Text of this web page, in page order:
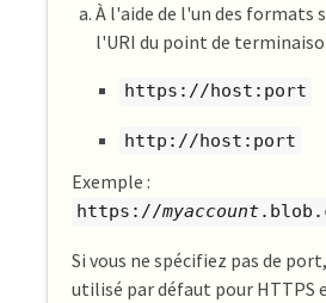
À l'aide de l'un des formats
l'URI du point de
https://host:port
http://host:port
Exemple :
https://myaccount
Si vous ne spécifiez pas de
utilisé par défaut pour HTTPS